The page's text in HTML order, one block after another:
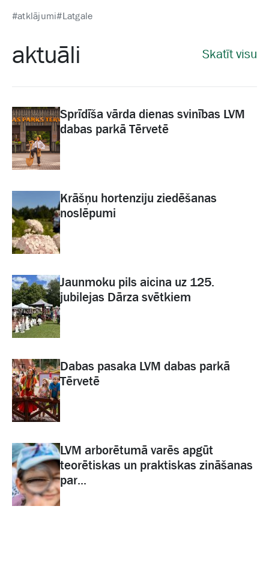
#atklājumi#Latgale
aktuāli Skatīt visu
Sprīdīša vārda dienas svinības LVM
dabas parkā Tērvetē
Krāšņu hortenziju ziedēšanas
noslēpumi
Jaunmoku pils aicina uz 125.
jubilejas Dārza svētkiem
Dabas pasaka LVM dabas parkā
Tērvetē
LVM arborētumā varēs apgūt
teorētiskas un praktiskas zināšanas
par...